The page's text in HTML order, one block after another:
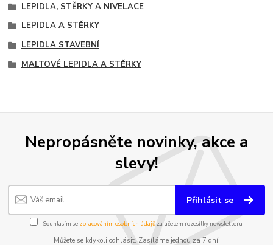
LEPIDLA, STĚRKY A NIVELACE
LEPIDLA A STĚRKY
LEPIDLA STAVEBNÍ
MALTOVÉ LEPIDLA A STĚRKY
Nepropásněte novinky, akce a
slevy!
Přihlásit se
Souhlasím se zpracováním osobních údajůza účelem rozesílky newsletteru.
Můžete se kdykoli odhlásit. Zasíláme jednou za 7 dní.